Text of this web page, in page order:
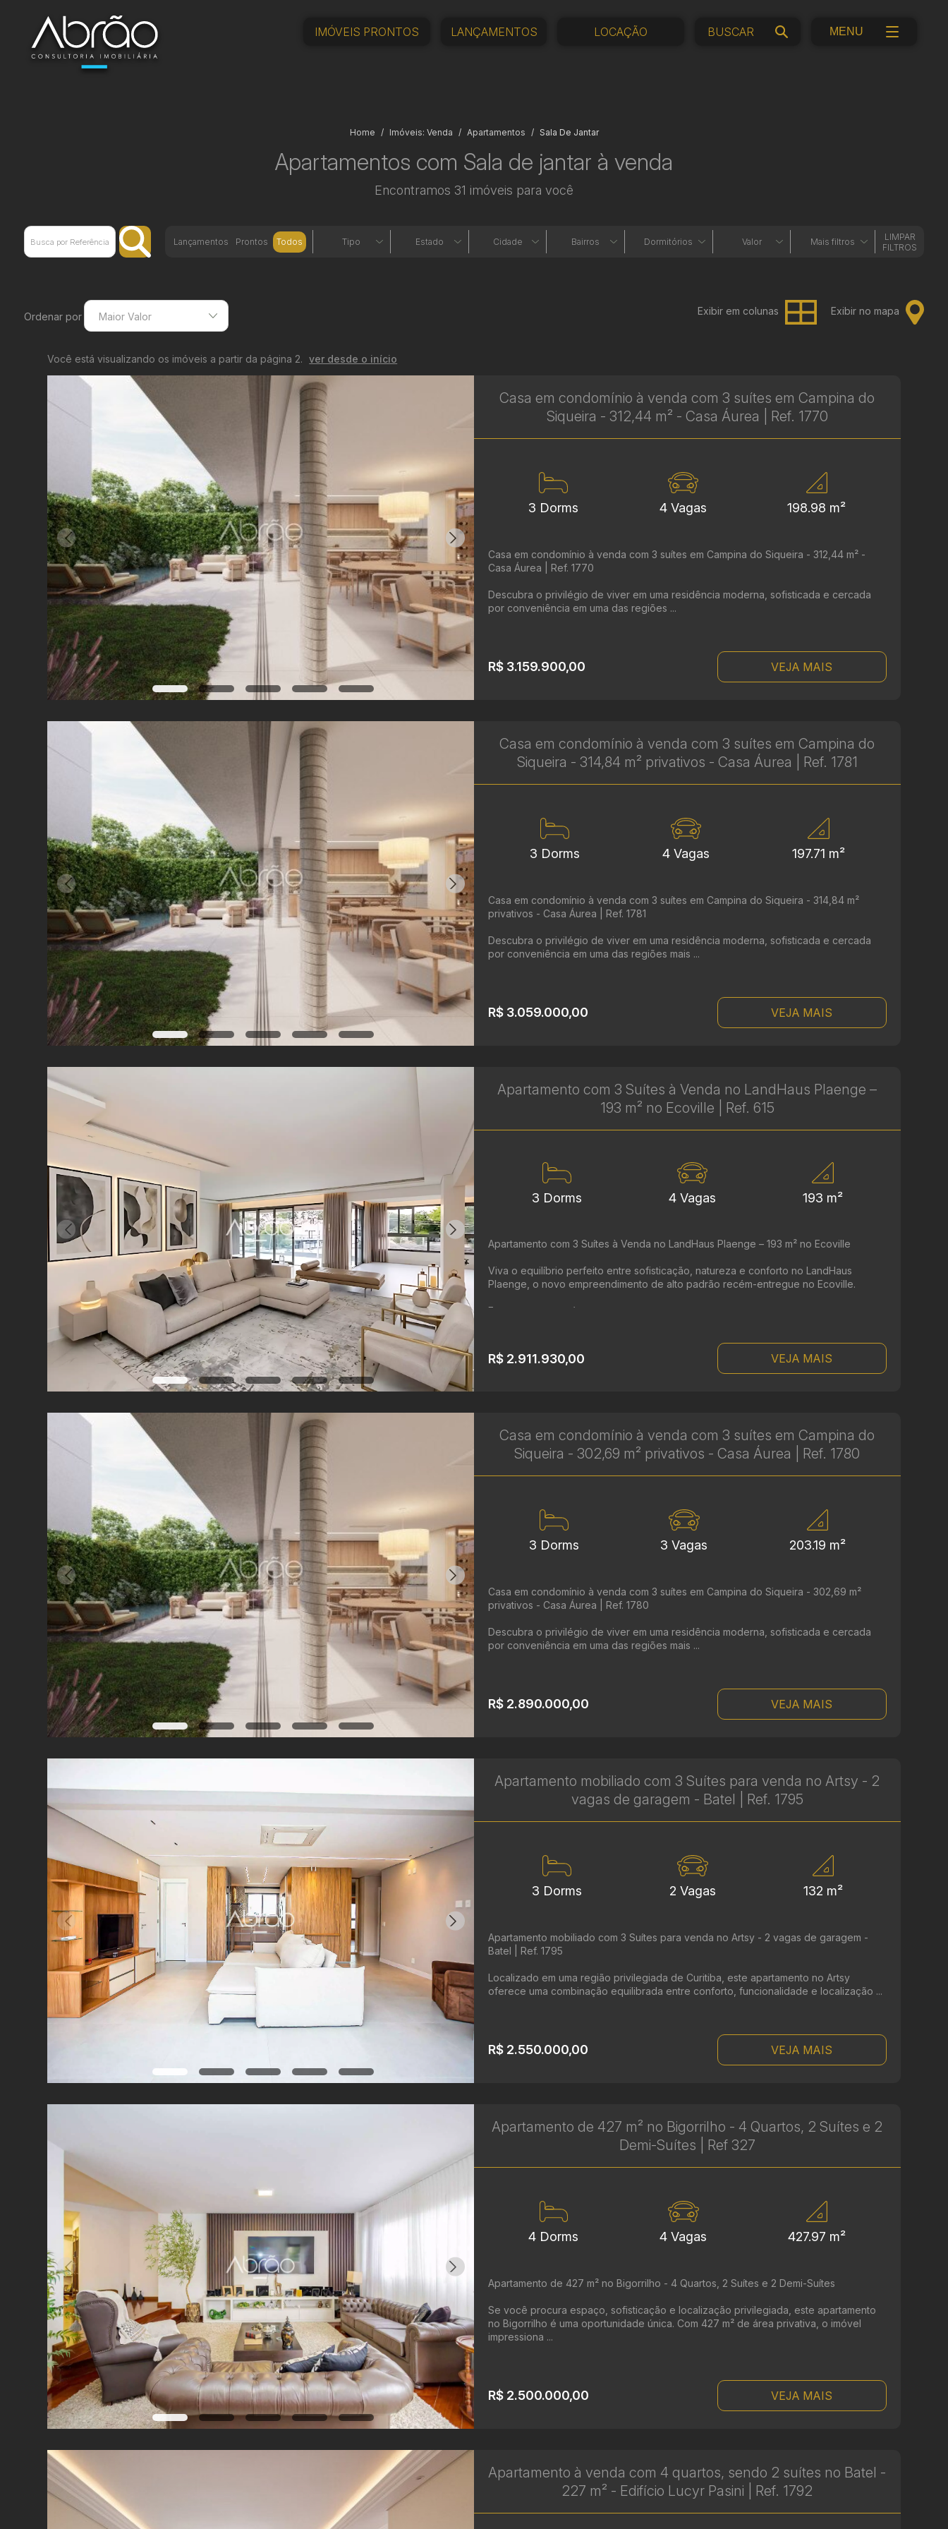
IMÓVEIS PRONTOS LANÇAMENTOS LOCAÇÃO MENU
Home Imóveis: Venda Apartamentos Sala De Jantar
Apartamentos com Sala de jantar à venda
Encontramos 31 imóveis para você
Lançamentos Prontos Todos Tipo Estado Cidade Bairros Dormitórios Valor Mais filtros
LIMPAR
FILTROS
Ordenar por Maior Valor
Maior Valor
Menor Área
Maior Área
Exibir em colunas Exibir no mapa
Você está visualizando os imóveis a partir da página 2. ver desde o início
Casa em condomínio à venda com 3 suítes em Campina do
Siqueira - 312,44 m² - Casa Áurea | Ref. 1770
3 Dorms 4 Vagas 198.98 m²
Casa em condomínio à venda com 3 suítes em Campina do Siqueira - 312,44 m² -
Casa Áurea | Ref. 1770
Descubra o privilégio de viver em uma residência moderna, sofisticada e cercada
por conveniência em uma das regiões ...
R$ 3.159.900,00 VEJA MAIS
Casa em condomínio à venda com 3 suítes em Campina do
Siqueira - 314,84 m² privativos - Casa Áurea | Ref. 1781
3 Dorms 4 Vagas 197.71 m²
Casa em condomínio à venda com 3 suítes em Campina do Siqueira - 314,84 m²
privativos - Casa Áurea | Ref. 1781
Descubra o privilégio de viver em uma residência moderna, sofisticada e cercada
por conveniência em uma das regiões mais ...
R$ 3.059.000,00 VEJA MAIS
Apartamento com 3 Suítes à Venda no LandHaus Plaenge –
193 m² no Ecoville | Ref. 615
3 Dorms 4 Vagas 193 m²
Apartamento com 3 Suítes à Venda no LandHaus Plaenge – 193 m² no Ecoville
Viva o equilíbrio perfeito entre sofisticação, natureza e conforto no LandHaus
Plaenge, o novo empreendimento de alto padrão recém-entregue no Ecoville.
Este apartamento à ...
R$ 2.911.930,00 VEJA MAIS
Casa em condomínio à venda com 3 suítes em Campina do
Siqueira - 302,69 m² privativos - Casa Áurea | Ref. 1780
3 Dorms 3 Vagas 203.19 m²
Casa em condomínio à venda com 3 suítes em Campina do Siqueira - 302,69 m²
privativos - Casa Áurea | Ref. 1780
Descubra o privilégio de viver em uma residência moderna, sofisticada e cercada
por conveniência em uma das regiões mais ...
R$ 2.890.000,00 VEJA MAIS
Apartamento mobiliado com 3 Suítes para venda no Artsy - 2
vagas de garagem - Batel | Ref. 1795
3 Dorms 2 Vagas 132 m²
Apartamento mobiliado com 3 Suítes para venda no Artsy - 2 vagas de garagem -
Batel | Ref. 1795
Localizado em uma região privilegiada de Curitiba, este apartamento no Artsy
oferece uma combinação equilibrada entre conforto, funcionalidade e localização ...
R$ 2.550.000,00 VEJA MAIS
Apartamento de 427 m² no Bigorrilho - 4 Quartos, 2 Suítes e 2
Demi-Suítes | Ref 327
4 Dorms 4 Vagas 427.97 m²
Apartamento de 427 m² no Bigorrilho - 4 Quartos, 2 Suítes e 2 Demi-Suítes
Se você procura espaço, sofisticação e localização privilegiada, este apartamento
no Bigorrilho é uma oportunidade única. Com 427 m² de área privativa, o imóvel
impressiona ...
R$ 2.500.000,00 VEJA MAIS
Apartamento à venda com 4 quartos, sendo 2 suítes no Batel -
227 m² - Edifício Lucyr Pasini | Ref. 1792